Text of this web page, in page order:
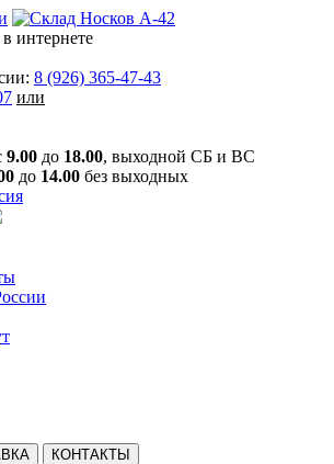
интернете
8 (926) 365-47-43
или
9.00 до 18.00, выходной СБ и ВС
до 14.00 без выходных
КОНТАКТЫ